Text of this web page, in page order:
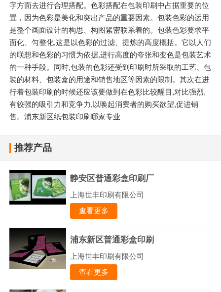
字方面去进行合理搭配。色彩搭配在包装印刷中占据重要的位
置，因为色彩是美化和突出产品的重要因素。包装色彩的运用
是整个画面设计的构思、构图紧密联系着的。包装色彩要求平
面化、匀整化,这是以色彩的过滤、提炼的高度概括。它以人们
的联想和色彩的习惯为依据,进行高度的夸张和变色是包装艺术
的一种手段。同时,包装的色彩还受到印刷时所采取的工艺、包
装的材料、包装盒的用途和销售地区等因素的限制。其次在进
行着包装印刷的时候还应该要做到在色彩比较醒目,对比强烈,
有较强的吸引力和竞争力,以唤起消费者的购买欲望,促进销
售。浦东新区纸包装印刷哪家专业
推荐产品
静安区普通彩盒印刷厂
上海世丰印刷有限公司
查看更多
浦东新区普通彩盒印刷
上海世丰印刷有限公司
查看更多